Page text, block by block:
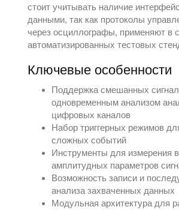
стоит учитывать наличие
данными, так как протоколы
черезосциллографы, применяют в
автоматизированных тестовых
Ключевые особенности
Поддержка смешанных
одновременным анализом
цифровых каналов
Набор триггерных режимов
сложных событий
Инструменты для измерения
амплитудных параметров
Возможность записи и
анализа захваченных данных
Модульная архитектура для